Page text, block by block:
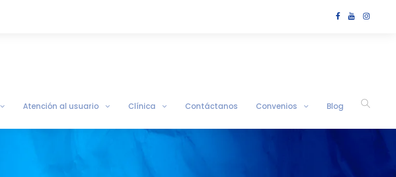
Atención al usuario Clínica Contáctanos Convenios Blog